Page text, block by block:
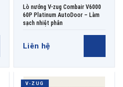
Lò nướng V-zug Combair V6000
60P Platinum AutoDoor – Làm
sạch nhiệt phân
Liên hệ
V-ZUG